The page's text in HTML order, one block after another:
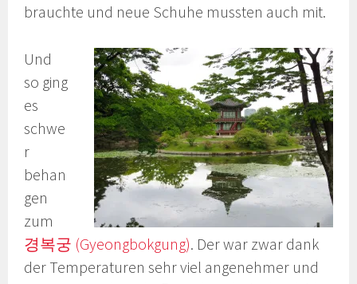
brauchte und neue Schuhe mussten auch mit.
Und
so ging
es
schwe
r
behan
gen
zum
경복궁 (Gyeongbokgung). Der war zwar dank
der Temperaturen sehr viel angenehmer und